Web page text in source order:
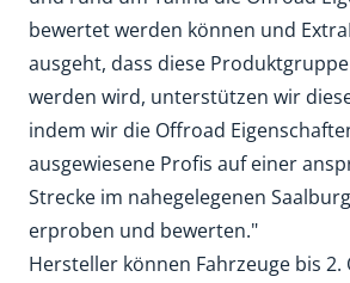
bewertet werden können und
ausgeht, dass diese
werden wird, unterstützen wir
indem wir die Offroad
ausgewiesene Profis auf einer
Strecke im nahegelegenen
erproben und bewerten."
Hersteller können Fahrzeuge bis 2.